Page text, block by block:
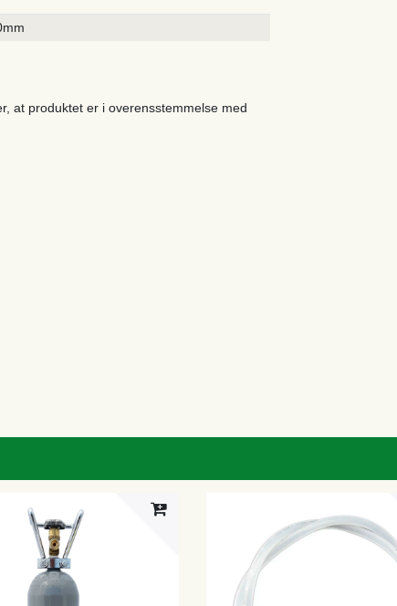
at produktet er i overensstemmelse med